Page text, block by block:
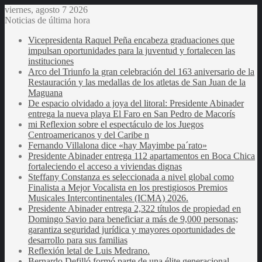
viernes, agosto 7 2026
Noticias de última hora
Vicepresidenta Raquel Peña encabeza graduaciones que
impulsan oportunidades para la juventud y fortalecen las
instituciones
Arco del Triunfo la gran celebración del 163 aniversario de la
Restauración y las medallas de los atletas de San Juan de la
Maguana
De espacio olvidado a joya del litoral: Presidente Abinader
entrega la nueva playa El Faro en San Pedro de Macorís
mi Reflexion sobre el espectáculo de los Juegos
Centroamericanos y del Caribe n
Fernando Villalona dice «hay Mayimbe pa´rato»
Presidente Abinader entrega 112 apartamentos en Boca Chica
fortaleciendo el acceso a viviendas dignas
Steffany Constanza es seleccionada a nivel global como
Finalista a Mejor Vocalista en los prestigiosos Premios
Musicales Intercontinentales (ICMA) 2026.
Presidente Abinader entrega 2,322 títulos de propiedad en
Domingo Savio para beneficiar a más de 9,000 personas;
garantiza seguridad jurídica y mayores oportunidades de
desarrollo para sus familias
Reflexión letal de Luis Medrano.